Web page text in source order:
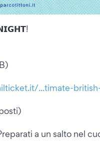
...timate-
a un salto nel